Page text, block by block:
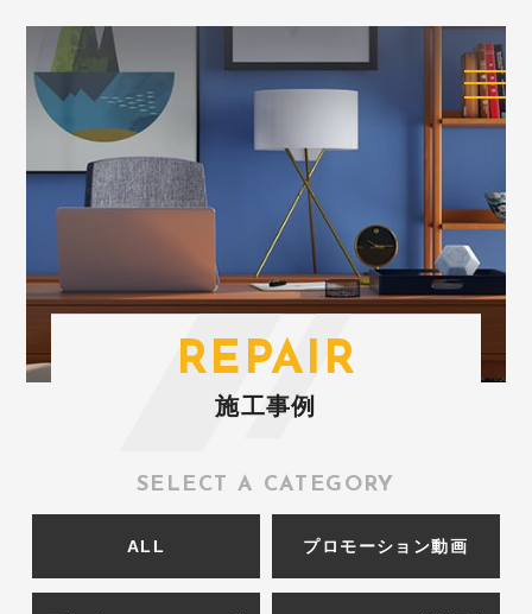
REPAIR
施工事例
SELECT A CATEGORY
ALL プロモーション動画